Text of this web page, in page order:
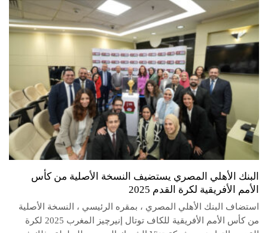
البنك الأهلي المصري يستضيف النسخة الأصلية من كأس
الأمم الأفريقية لكرة القدم 2025
استضاف البنك الأهلي المصري ، بمقره الرئيسي ، النسخة الأصلية
من كأس الأمم الأفريقية للكاف توتال إنيرچيز المغرب 2025 لكرة